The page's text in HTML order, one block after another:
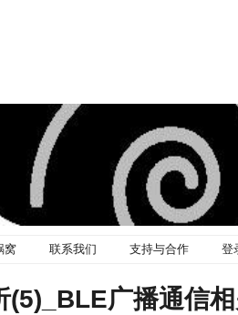
窝 联系我们 支持与合作 登
(5)_BLE广播通信